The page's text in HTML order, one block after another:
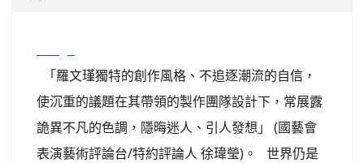
「羅文瑾獨特的創作風格、不追逐潮流的自信，
使沉重的議題在其帶領的製作團隊設計下，常展露
詭異不凡的色調，隱晦迷人、引人發想」 (國藝會
表演藝術評論台/特約評論人 徐瑋瑩)。 世界仍是